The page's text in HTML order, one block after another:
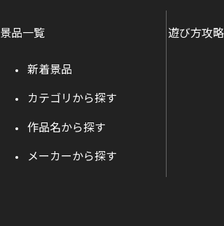
景品一覧
新着景品
カテゴリから探す
作品名から探す
メーカーから探す
遊び方攻略